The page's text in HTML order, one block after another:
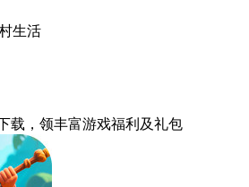
生活
载 ，领丰富游戏福利 及礼包